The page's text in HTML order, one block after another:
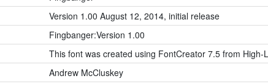
Version 1.00 August 12, 2014, initial release
Fingbanger:Version 1.00
This font was created using FontCreator 7.5 from High-
Andrew McCluskey